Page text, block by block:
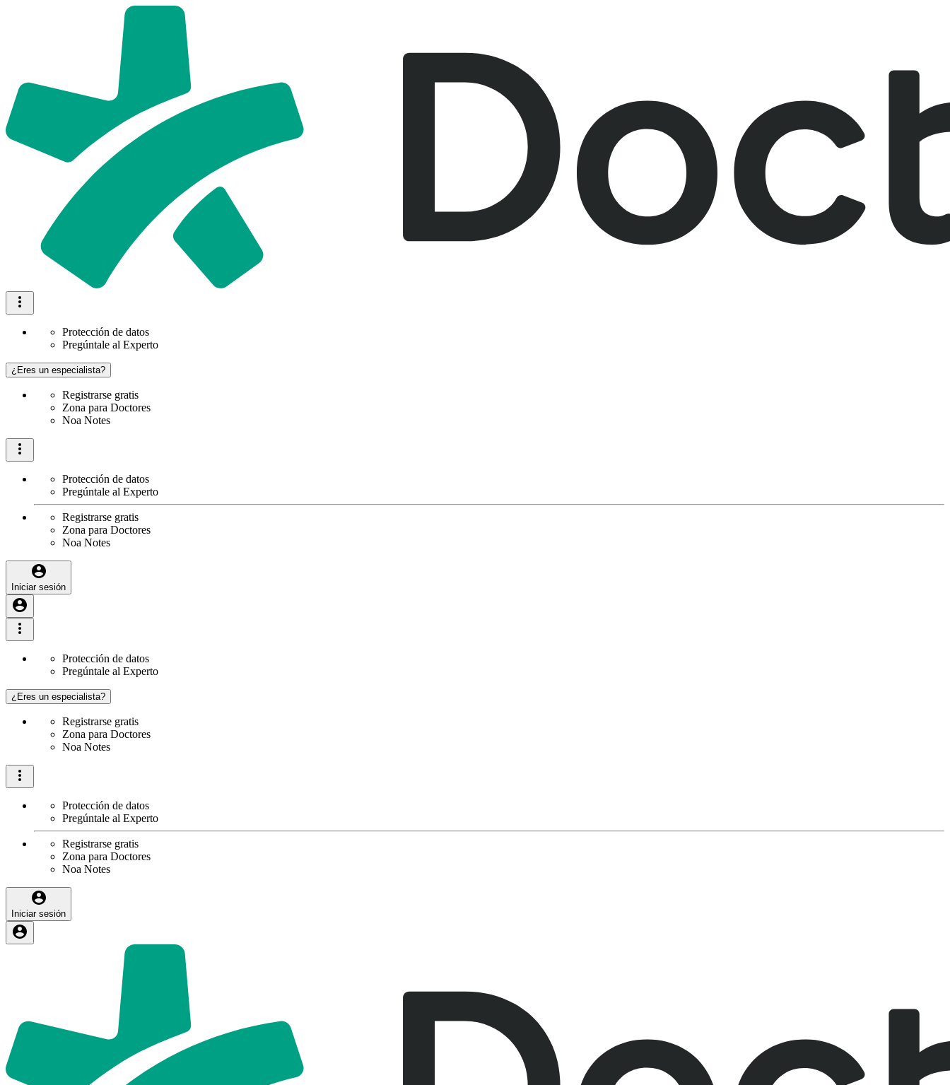
Protección de datos
Pregúntale al Experto
¿Eres un especialista?
Registrarse gratis
Zona para Doctores
Noa Notes
Protección de datos
Pregúntale al Experto
Registrarse gratis
Zona para Doctores
Noa Notes
Iniciar sesión
Protección de datos
Pregúntale al Experto
¿Eres un especialista?
Registrarse gratis
Zona para Doctores
Noa Notes
Protección de datos
Pregúntale al Experto
Registrarse gratis
Zona para Doctores
Noa Notes
Iniciar sesión